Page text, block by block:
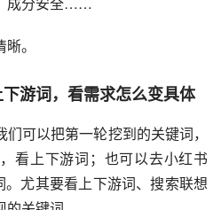
。
游词，看需求怎么变具体
可以把第一轮挖到的关键词，
看上下游词；也可以去小红书
尤其要看上下游词、搜索联想